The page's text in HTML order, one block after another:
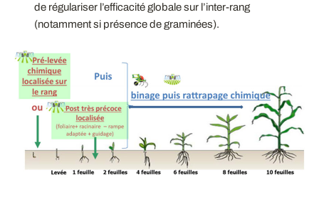
de régulariser l’efficacité globale sur l’inter-rang
(notamment si présence de graminées).